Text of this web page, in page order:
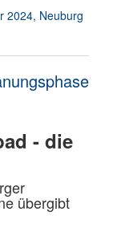
2024, Neuburg
- die
übergibt